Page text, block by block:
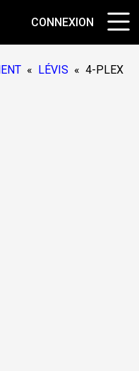
CONNEXION
« LÉVIS « 4-PLEX